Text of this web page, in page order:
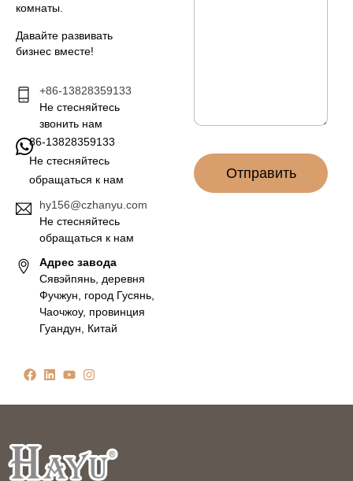
комнаты.
Давайте развивать
бизнес вместе!
+86-13828359133
Не стесняйтесь
звонить нам
86-13828359133
Не стесняйтесь
обращаться к нам
hy156@czhanyu.com
Не стесняйтесь
обращаться к нам
Адрес завода
Сявэйпянь, деревня
Фучжун, город Гусянь,
Чаочжоу, провинция
Гуандун, Китай
а
Отправить